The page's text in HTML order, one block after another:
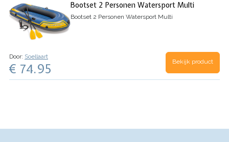
Bootset 2 Personen Watersport Multi
Bootset 2 Personen Watersport Multi
Door: Soellaart
€ 74.95 Bekijk product